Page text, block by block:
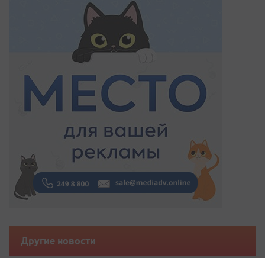
Другие новости